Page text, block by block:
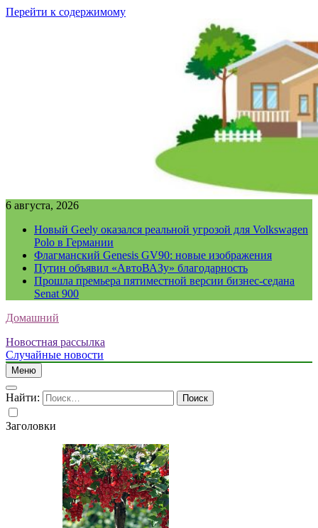
Перейти к содержимому
6 августа, 2026
Новый Geely оказался реальной угрозой для Volkswagen
Polo в Германии
Флагманский Genesis GV90: новые изображения
Путин объявил «АвтоВАЗу» благодарность
Прошла премьера пятиместной версии бизнес-седана
Senat 900
Домашний
Новостная рассылка
Случайные новости
Меню
Найти:
Заголовки